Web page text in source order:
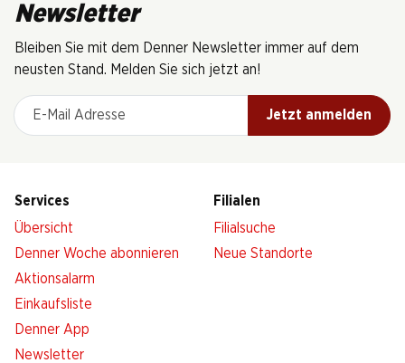
Newsletter
Bleiben Sie mit dem Denner Newsletter immer auf dem
neusten Stand. Melden Sie sich jetzt an!
E-Mail Adresse
Jetzt anmelden
Services
Übersicht
Denner Woche abonnieren
Aktionsalarm
Einkaufsliste
Denner App
Newsletter
Filialen
Filialsuche
Neue Standorte